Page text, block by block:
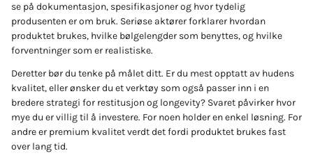
se på dokumentasjon, spesifikasjoner og hvor tydelig
produsenten er om bruk. Seriøse aktører forklarer hvordan
produktet brukes, hvilke bølgelengder som benyttes, og hvilke
forventninger som er realistiske.
Deretter bør du tenke på målet ditt. Er du mest opptatt av hudens
kvalitet, eller ønsker du et verktøy som også passer inn i en
bredere strategi for restitusjon og longevity? Svaret påvirker hvor
mye du er villig til å investere. For noen holder en enkel løsning. For
andre er premium kvalitet verdt det fordi produktet brukes fast
over lang tid.